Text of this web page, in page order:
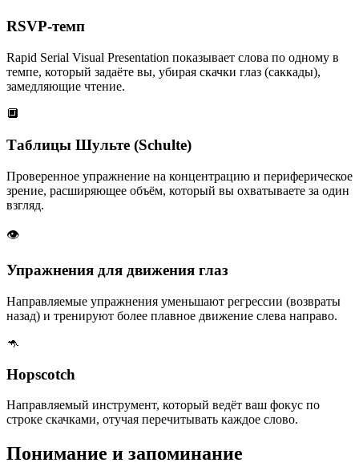
RSVP-темп
Rapid Serial Visual Presentation показывает слова по одному в
темпе, который задаёте вы, убирая скачки глаз (саккады),
замедляющие чтение.
🔲
Таблицы Шульте (Schulte)
Проверенное упражнение на концентрацию и периферическое
зрение, расширяющее объём, который вы охватываете за один
взгляд.
👁️
Упражнения для движения глаз
Направляемые упражнения уменьшают регрессии (возвраты
назад) и тренируют более плавное движение слева направо.
🦘
Hopscotch
Направляемый инструмент, который ведёт ваш фокус по
строке скачками, отучая перечитывать каждое слово.
Понимание и запоминание